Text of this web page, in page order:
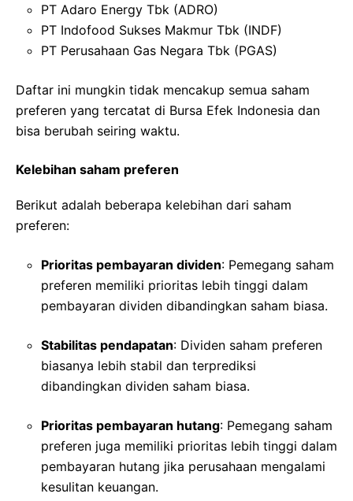
PT Adaro Energy Tbk (ADRO)
PT Indofood Sukses Makmur Tbk (INDF)
PT Perusahaan Gas Negara Tbk (PGAS)
Daftar ini mungkin tidak mencakup semua saham
preferen yang tercatat di Bursa Efek Indonesia dan
bisa berubah seiring waktu.
Kelebihan saham preferen
Berikut adalah beberapa kelebihan dari saham
preferen:
Prioritas pembayaran dividen: Pemegang saham
preferen memiliki prioritas lebih tinggi dalam
pembayaran dividen dibandingkan saham biasa.
Stabilitas pendapatan: Dividen saham preferen
biasanya lebih stabil dan terprediksi
dibandingkan dividen saham biasa.
Prioritas pembayaran hutang: Pemegang saham
preferen juga memiliki prioritas lebih tinggi dalam
pembayaran hutang jika perusahaan mengalami
kesulitan keuangan.